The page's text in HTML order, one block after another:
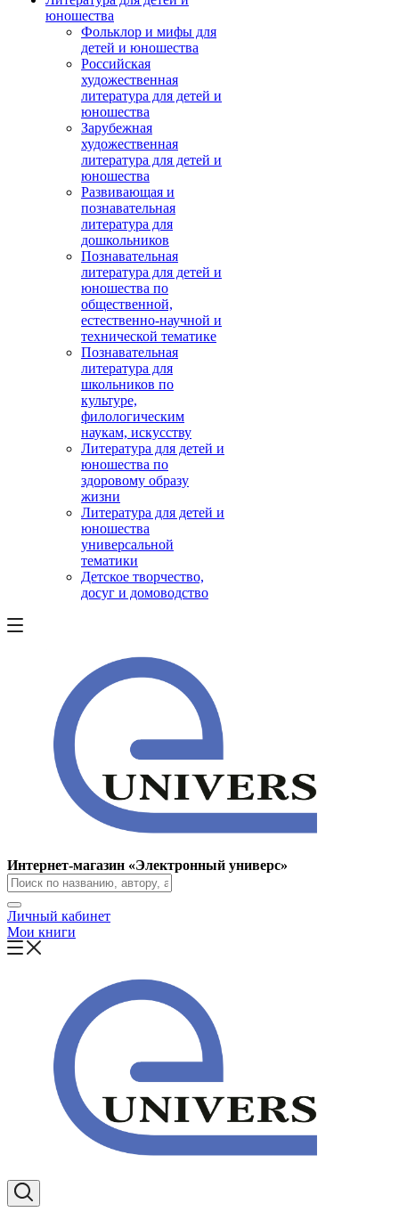
юношества
Фольклор и мифы для
детей и юношества
Российская
художественная
литература для детей и
юношества
Зарубежная
художественная
литература для детей и
юношества
Развивающая и
познавательная
литература для
дошкольников
Познавательная
литература для детей и
юношества по
общественной,
естественно-научной и
технической тематике
Познавательная
литература для
школьников по
культуре,
филологическим
наукам, искусству
Литература для детей и
юношества по
здоровому образу
жизни
Литература для детей и
юношества
универсальной
тематики
Детское творчество,
досуг и домоводство
Интернет-магазин «Электронный универс»
Личный кабинет
Мои книги